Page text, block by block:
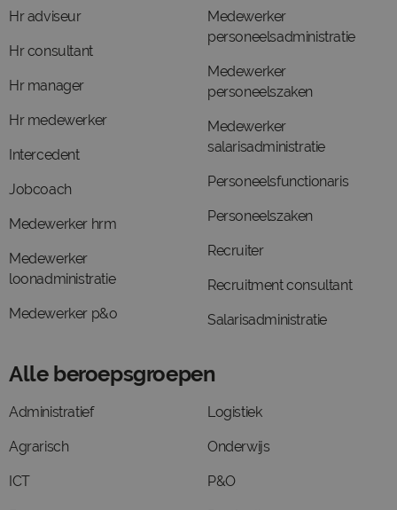
Hr adviseur
Hr consultant
Hr manager
Hr medewerker
Intercedent
Jobcoach
Medewerker hrm
Medewerker
loonadministratie
Medewerker p&o
Medewerker
personeelsadministratie
Medewerker
personeelszaken
Medewerker
salarisadministratie
Personeelsfunctionaris
Personeelszaken
Recruiter
Recruitment consultant
Salarisadministratie
Alle beroepsgroepen
Administratief
Agrarisch
ICT
Logistiek
Onderwijs
P&O